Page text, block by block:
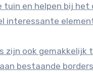
tuin en helpen bij het
interessante
zijn ook gemakkelijk
bestaande